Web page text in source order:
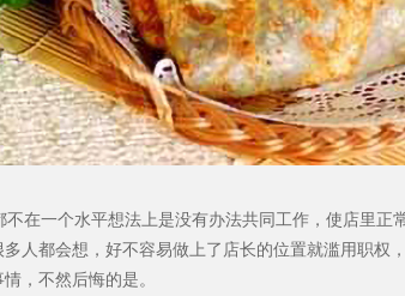
在一个水平想法上是没有办法共同工作，使店里
人都会想，好不容易做上了店长的位置就滥用职权
，不然后悔的是。